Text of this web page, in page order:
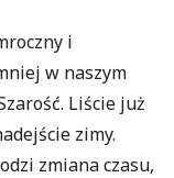
i
w naszym
Liście już
zimy.
zmiana czasu,